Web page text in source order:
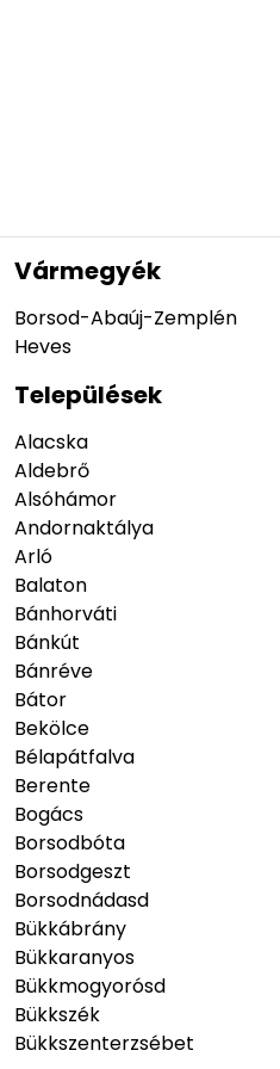
Vármegyék
Borsod-Abaúj-Zemplén
Heves
Települések
Alacska
Aldebrő
Alsóhámor
Andornaktálya
Arló
Balaton
Bánhorváti
Bánkút
Bánréve
Bátor
Bekölce
Bélapátfalva
Berente
Bogács
Borsodbóta
Borsodgeszt
Borsodnádasd
Bükkábrány
Bükkaranyos
Bükkmogyorósd
Bükkszék
Bükkszenterzsébet